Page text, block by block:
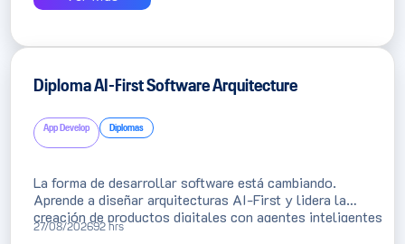
Diploma AI-First Software Arquitecture
App Develop Diplomas
La forma de desarrollar software está cambiando.
Aprende a diseñar arquitecturas AI-First y lidera la
creación de productos digitales con agentes inteligentes
que automatizan el desarrollo de principio a fin.
27/08/202692 hrs
ASESORÍA PREFERENCIAL